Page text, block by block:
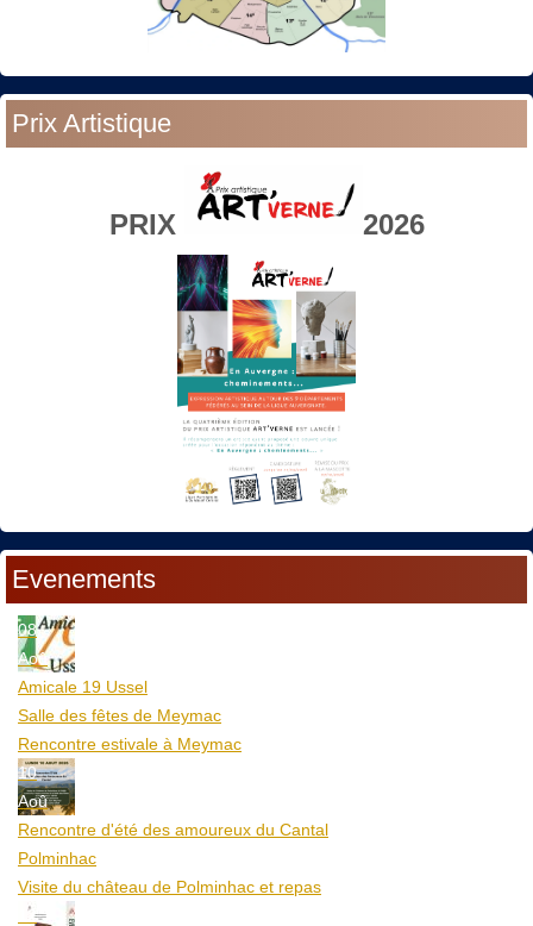
Prix Artistique
PRIX 2026
Evenements
08
Aoû
Amicale 19 Ussel
Salle des fêtes de Meymac
Rencontre estivale à Meymac
10
Aoû
Rencontre d'été des amoureux du Cantal
Polminhac
Visite du château de Polminhac et repas
12